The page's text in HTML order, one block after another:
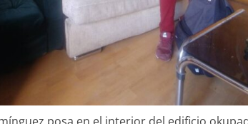
posa en el interior del edificio